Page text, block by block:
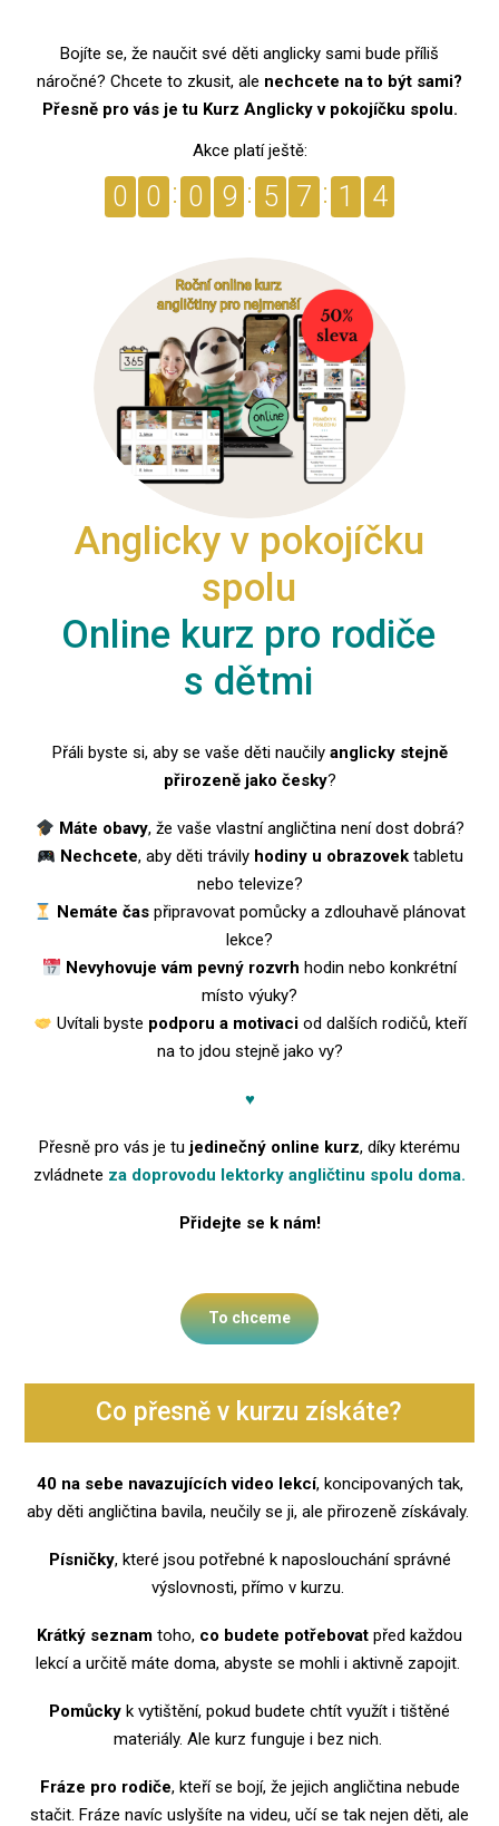
Bojíte se, že naučit své děti anglicky sami bude příliš
náročné? Chcete to zkusit, ale nechcete na to být sami?
Přesně pro vás je tu Kurz Anglicky v pokojíčku spolu.
Akce platí ještě:
0 0 0 9 5 7 1
Anglicky v pokojíčku
spolu
Online kurz pro rodiče
s dětmi
Přáli byste si, aby se vaše děti naučily anglicky stejně
přirozeně jako česky?
Máte obavy, že vaše vlastní angličtina není dost dobrá?
Nechcete, aby děti trávily hodiny u obrazovektabletu
nebo televize?
Nemáte čas připravovat pomůcky a zdlouhavě plánovat
lekce?
Nevyhovuje vám pevný rozvrh hodin nebo konkrétní
místo výuky?
Uvítali byste podporu a motivaciod dalších rodičů, kteří
na to jdou stejně jako vy?
♥
Přesně pro vás je tu jedinečný online kurz, díky kterému
zvládnete za doprovodu lektorky angličtinu spolu doma.
Přidejte se k nám!
To chceme
Co přesně v kurzu získáte?
40 na sebe navazujících video lekcí, koncipovaných tak,
aby děti angličtina bavila, neučily se ji, ale přirozeně získávaly.
Písničky, které jsou potřebné k naposlouchání správné
výslovnosti, přímo v kurzu.
Krátký seznam toho, co budete potřebovat před každou
lekcí a určitě máte doma, abyste se mohli i aktivně zapojit.
Pomůcky k vytištění, pokud budete chtít využít i tištěné
materiály. Ale kurz funguje i bez nich.
Fráze pro rodiče, kteří se bojí, že jejich angličtina nebude
stačit. Fráze navíc uslyšíte na videu, učí se tak nejen děti, ale